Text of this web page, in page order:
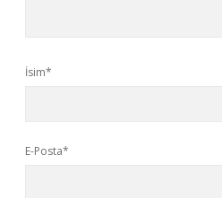
İsim*
E-Posta*